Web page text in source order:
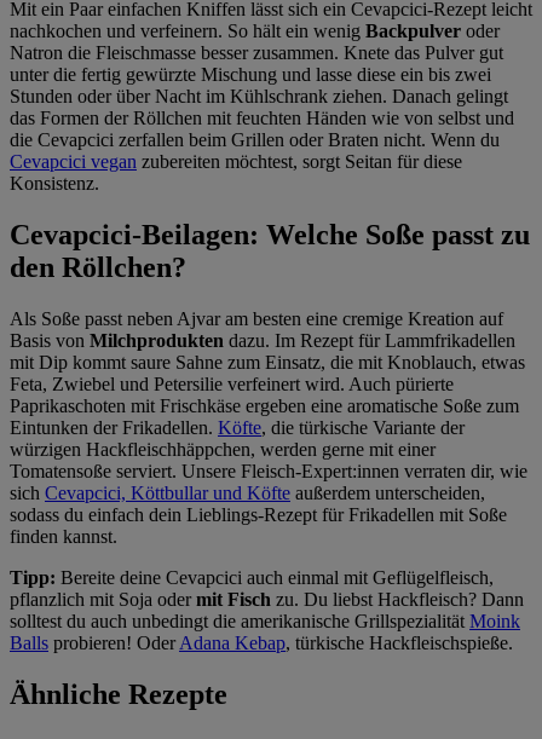
Mit ein Paar einfachen Kniffen lässt sich ein Cevapcici-Rezept leicht
nachkochen und verfeinern. So hält ein wenig Backpulver oder
Natron die Fleischmasse besser zusammen. Knete das Pulver gut
unter die fertig gewürzte Mischung und lasse diese ein bis zwei
Stunden oder über Nacht im Kühlschrank ziehen. Danach gelingt
das Formen der Röllchen mit feuchten Händen wie von selbst und
die Cevapcici zerfallen beim Grillen oder Braten nicht. Wenn du
Cevapcici vegan zubereiten möchtest, sorgt Seitan für diese
Konsistenz.
Cevapcici-Beilagen: Welche Soße passt zu
den Röllchen?
Als Soße passt neben Ajvar am besten eine cremige Kreation auf
Basis von Milchprodukten dazu. Im Rezept für Lammfrikadellen
mit Dip kommt saure Sahne zum Einsatz, die mit Knoblauch, etwas
Feta, Zwiebel und Petersilie verfeinert wird. Auch pürierte
Paprikaschoten mit Frischkäse ergeben eine aromatische Soße zum
Eintunken der Frikadellen. Köfte, die türkische Variante der
würzigen Hackfleischhäppchen, werden gerne mit einer
Tomatensoße serviert. Unsere Fleisch-Expert:innen verraten dir, wie
sich Cevapcici, Köttbullar und Köfte außerdem unterscheiden,
sodass du einfach dein Lieblings-Rezept für Frikadellen mit Soße
finden kannst.
Tipp: Bereite deine Cevapcici auch einmal mit Geflügelfleisch,
pflanzlich mit Soja odermit Fisch zu. Du liebst Hackfleisch? Dann
solltest du auch unbedingt die amerikanische Grillspezialität Moink
Balls probieren! OderAdana Kebap, türkische Hackfleischspieße.
Ähnliche Rezepte